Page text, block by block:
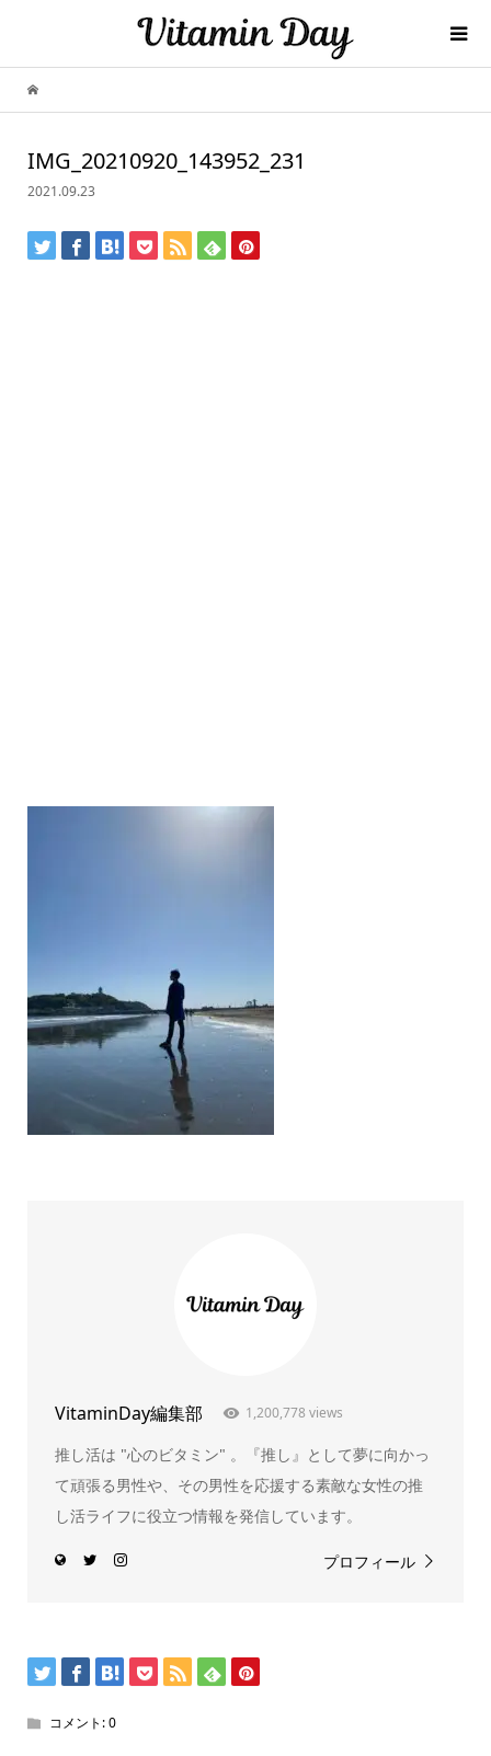
IMG_20210920_143952_231
2021.09.23
VitaminDay編集部 1,200,778 views
推し活は "心のビタミン" 。『推し』として夢に向かっ
て頑張る男性や、その男性を応援する素敵な女性の推
し活ライフに役立つ情報を発信しています。
プロフィール
コメント:0